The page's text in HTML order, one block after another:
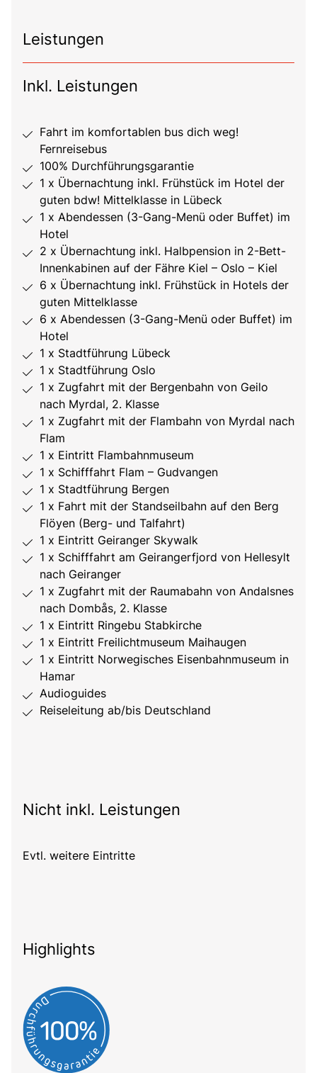
Leistungen
Inkl. Leistungen
Fahrt im komfortablen bus dich weg!
Fernreisebus
100% Durchführungsgarantie
1 x Übernachtung inkl. Frühstück im Hotel der
guten bdw! Mittelklasse in Lübeck
1 x Abendessen (3-Gang-Menü oder Buffet) im
Hotel
2 x Übernachtung inkl. Halbpension in 2-Bett-
Innenkabinen auf der Fähre Kiel – Oslo – Kiel
6 x Übernachtung inkl. Frühstück in Hotels der
guten Mittelklasse
6 x Abendessen (3-Gang-Menü oder Buffet) im
Hotel
1 x Stadtführung Lübeck
1 x Stadtführung Oslo
1 x Zugfahrt mit der Bergenbahn von Geilo
nach Myrdal, 2. Klasse
1 x Zugfahrt mit der Flambahn von Myrdal nach
Flam
1 x Eintritt Flambahnmuseum
1 x Schifffahrt Flam – Gudvangen
1 x Stadtführung Bergen
1 x Fahrt mit der Standseilbahn auf den Berg
Flöyen (Berg- und Talfahrt)
1 x Eintritt Geiranger Skywalk
1 x Schifffahrt am Geirangerfjord von Hellesylt
nach Geiranger
1 x Zugfahrt mit der Raumabahn von Andalsnes
nach Dombås, 2. Klasse
1 x Eintritt Ringebu Stabkirche
1 x Eintritt Freilichtmuseum Maihaugen
1 x Eintritt Norwegisches Eisenbahnmuseum in
Hamar
Audioguides
Reiseleitung ab/bis Deutschland
Nicht inkl. Leistungen
Evtl. weitere Eintritte
Highlights